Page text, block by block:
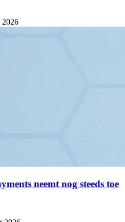
2026
neemt nog steeds toe